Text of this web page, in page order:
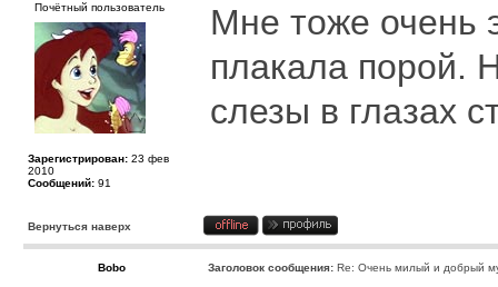
Почётный пользователь
Зарегистрирован: 23 фев
2010
Сообщений: 91
Мне тоже очень
плакала порой.
слезы в глазах
Вернуться наверх
Bobo Заголовок сообщения: Re: Очень милый и добрый